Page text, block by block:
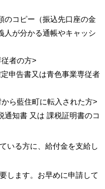
のコピー（振込先口座の金
人が分かる通帳やキャッシ
者の方>
申告書又は青色事業専従者
ら藍住町に転入された方>
知書 又は 課税証明書のコ
いる方に、給付金を支給し
します。お早めに申請して